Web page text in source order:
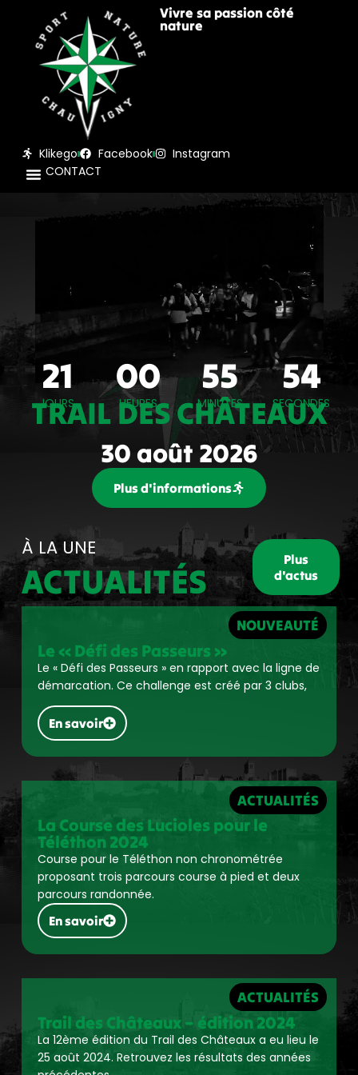
Vivre sa passion côté
nature
Klikego Facebook
Instagram
CONTACT
TRAIL DES CHÂTEAUX
30 août 2026
Plus d'informations
21
JOURS
00
HEURES
55
MINUTES
54
SECONDES
À LA UNE
ACTUALITÉS
Plus
d'actus
NOUVEAUTÉ
Le « Défi des Passeurs »
Le « Défi des Passeurs » en rapport avec la ligne de
démarcation. Ce challenge est créé par 3 clubs,
En savoir
ACTUALITÉS
La Course des Lucioles pour le
Téléthon 2024
Course pour le Téléthon non chronométrée
proposant trois parcours course à pied et deux
parcours randonnée.
En savoir
ACTUALITÉS
Trail des Châteaux – édition 2024
La 12ème édition du Trail des Châteaux a eu lieu le
25 août 2024. Retrouvez les résultats des années